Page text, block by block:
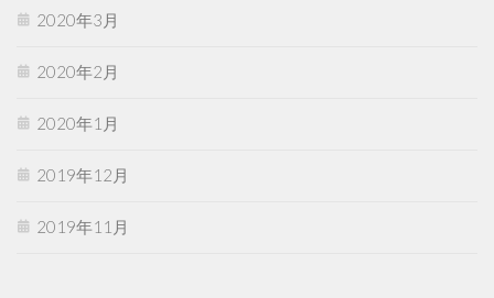
2020年3月
2020年2月
2020年1月
2019年12月
2019年11月